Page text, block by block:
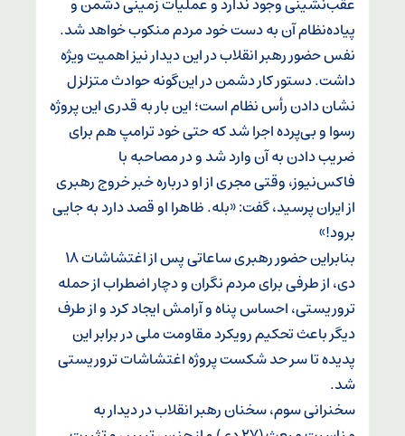
پیاده‌نظام آن به دست خود مردم منکوب خواهد شد.
نفس حضور رهبر انقلاب در این دیدار نیز اهمیت ویژه
داشت. دستور کار دشمن در این‌گونه حوادث متزلزل
نشان دادن رأس نظام است؛ این بار به قدری این پروژه
رسوا و بی‌پرده اجرا شد که حتی خود ترامپ هم برای
ضریب دادن به آن وارد شد و در مصاحبه با
فاکس‌نیوز، وقتی مجری از او درباره خبر خروج رهبری
از ایران پرسید، گفت: «بله. ظاهرا او قصد دارد به جایی
برود!»
بنابراین حضور رهبری ساعاتی پس از اغتشاشات ۱۸
دی، از طرفی برای مردم نگران و دچار اضطراب از حمله
تروریستی، احساس پناه و آرامش ایجاد کرد و از طرف
دیگر باعث تحکیم رویکرد مقاومت ملی در برابر این
پدیده تا سر حد شکست پروژه اغتشاشات تروریستی
شد.
سخنرانی سوم، سخنان رهبر انقلاب در دیدار به